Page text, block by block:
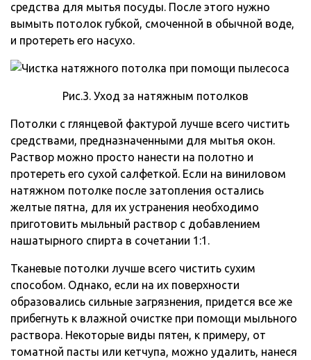
средства для мытья посуды. После этого нужно
вымыть потолок губкой, смоченной в обычной воде,
и протереть его насухо.
Рис.3. Уход за натяжным потолков
Потолки с глянцевой фактурой лучше всего чистить
средствами, предназначенными для мытья окон.
Раствор можно просто нанести на полотно и
протереть его сухой салфеткой. Если на виниловом
натяжном потолке после затопления остались
желтые пятна, для их устранения необходимо
приготовить мыльный раствор с добавлением
нашатырного спирта в сочетании 1:1.
Тканевые потолки лучше всего чистить сухим
способом. Однако, если на их поверхности
образовались сильные загрязнения, придется все же
прибегнуть к влажной очистке при помощи мыльного
раствора. Некоторые виды пятен, к примеру, от
томатной пасты или кетчупа, можно удалить, нанеся